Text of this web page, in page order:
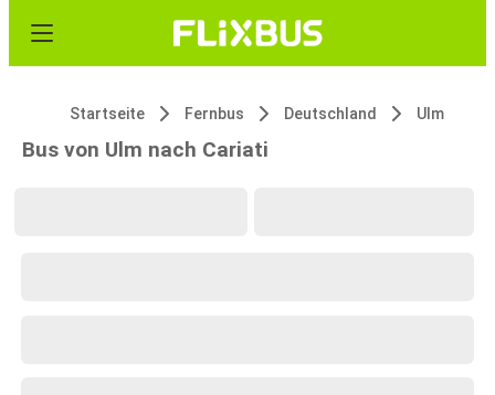
Startseite Fernbus Deutschland Ulm
Bus von Ulm nach Cariati